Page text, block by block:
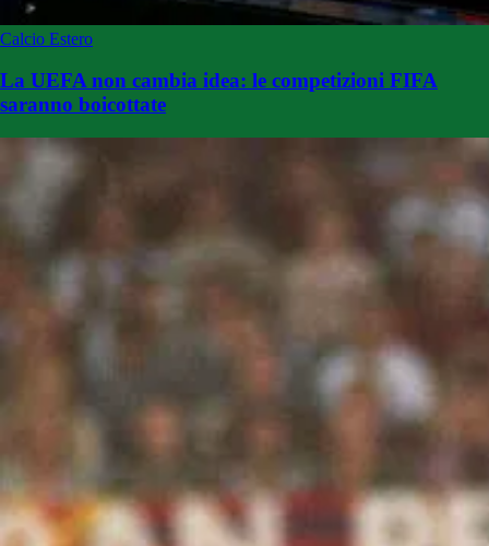
Calcio Estero
La UEFA non cambia idea: le competizioni FIFA
saranno boicottate